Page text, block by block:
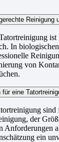
Reinigung
In
von
eine
der
Anforderungen
ein